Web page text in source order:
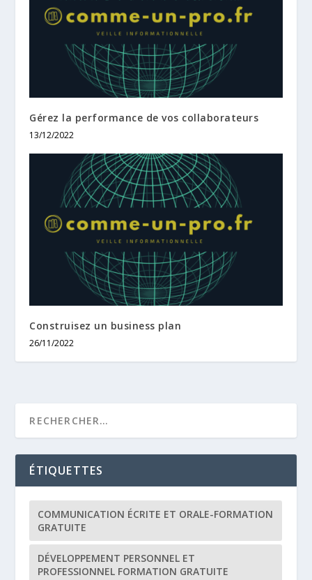
Gérez la performance de vos collaborateurs
13/12/2022
Construisez un business plan
26/11/2022
ÉTIQUETTES
COMMUNICATION ÉCRITE ET ORALE-FORMATION
GRATUITE
DÉVELOPPEMENT PERSONNEL ET
PROFESSIONNEL FORMATION GRATUITE